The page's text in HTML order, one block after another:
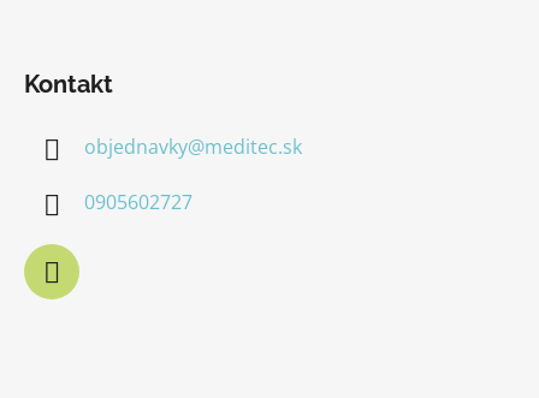
Kontakt
objednavky@meditec.sk
0905602727